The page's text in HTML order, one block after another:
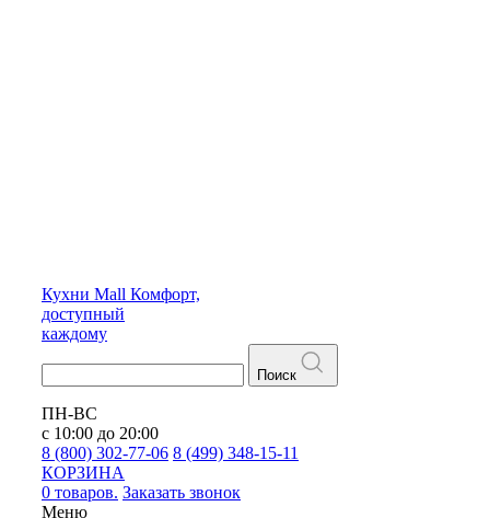
Кухни Mall Комфорт,
доступный
каждому
Поиск
ПН-ВС
с 10:00 до 20:00
8 (800) 302-77-06 8 (499) 348-15-11
КОРЗИНА
0 товаров. Заказать звонок
Меню